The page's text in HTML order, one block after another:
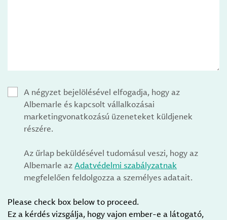
A négyzet bejelölésével elfogadja, hogy az
Albemarle és kapcsolt vállalkozásai
marketingvonatkozású üzeneteket küldjenek
részére.
Az űrlap beküldésével tudomásul veszi, hogy az
Albemarle azAdatvédelmi szabályzatnak
megfelelően feldolgozza a személyes adatait.
Please check box below to proceed.
Ez a kérdés vizsgálja, hogy vajon ember-e a látogató,